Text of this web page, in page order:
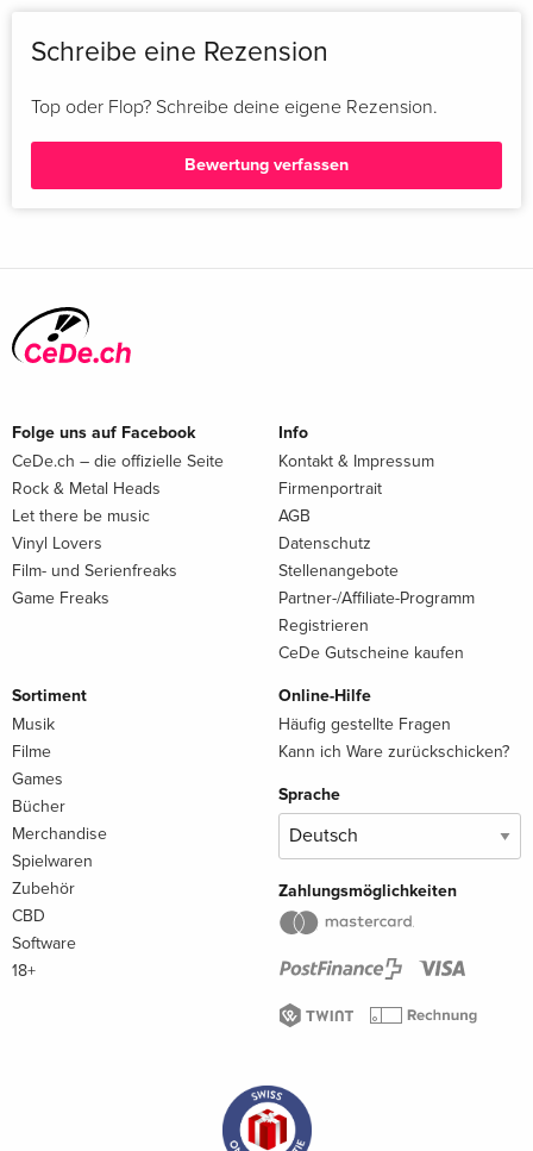
Schreibe eine Rezension
Top oder Flop? Schreibe deine eigene Rezension.
Bewertung verfassen
Folge uns auf Facebook
CeDe.ch – die offizielle Seite
Rock & Metal Heads
Let there be music
Vinyl Lovers
Film- und Serienfreaks
Game Freaks
Info
Kontakt & Impressum
Firmenportrait
AGB
Datenschutz
Stellenangebote
Partner-/Affiliate-Programm
Registrieren
CeDe Gutscheine kaufen
Sortiment
Musik
Filme
Games
Bücher
Merchandise
Spielwaren
Zubehör
CBD
Software
18+
Online-Hilfe
Häufig gestellte Fragen
Kann ich Ware zurückschicken?
Sprache
Zahlungsmöglichkeiten